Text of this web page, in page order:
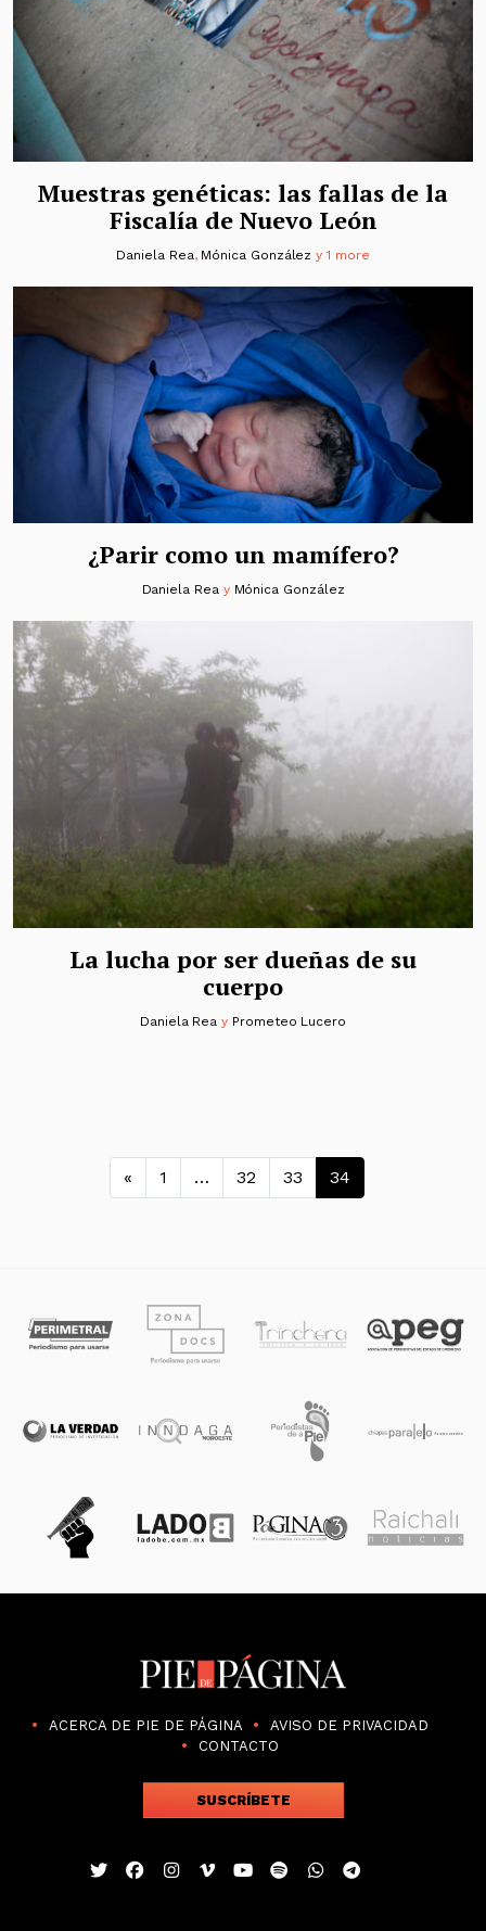
Muestras genéticas: las fallas de la
Fiscalía de Nuevo León
Daniela Rea, Mónica González y 1 more
¿Parir como un mamífero?
Daniela Reay Mónica González
La lucha por ser dueñas de su
cuerpo
Daniela Rea y Prometeo Lucero
Navegación de entradas
« 1 … 32 33 34
ACERCA DE PIE DE PÁGINA
AVISO DE PRIVACIDAD
CONTACTO
SUSCRÍBETE